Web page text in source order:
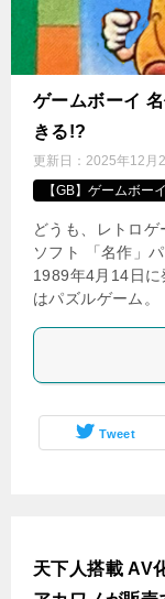
ゲームボーイ
きる!?
更新日： 2025年12月
【GB】ゲームボーイ
どうも、レトロ
ソフト 「名作」
1989年4月14日
はパズルゲーム
Tweet